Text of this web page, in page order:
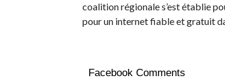
coalition régionale s’est établie
pour un internet fiable et gratuit
Facebook Comments